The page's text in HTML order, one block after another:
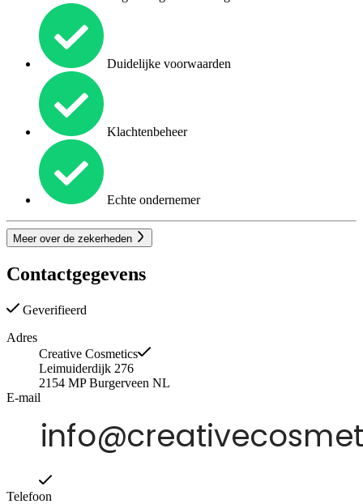
Duidelijke voorwaarden
Klachtenbeheer
Echte ondernemer
Meer over de zekerheden
Contactgegevens
Geverifieerd
Adres
Creative Cosmetics
Leimuiderdijk 276
2154 MPBurgerveen NL
E-mail
Telefoon